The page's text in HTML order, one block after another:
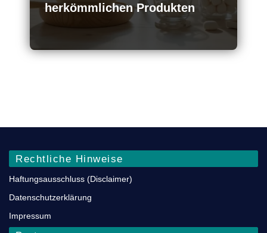
herkömmlichen Produkten
Rechtliche Hinweise
Haftungsausschluss (Disclaimer)
Datenschutz­erklärung
Impressum